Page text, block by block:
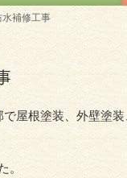
補修工事
屋根塗装、外壁塗
。